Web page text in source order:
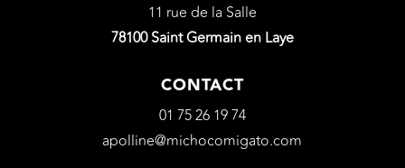
11 rue de la Salle
78100 Saint Germain en Laye
CONTACT
01 75 26 19 74
apolline@michocomigato.com